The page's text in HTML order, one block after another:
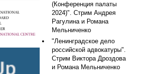
(Конференция палаты
2024)". Стрим Андрея
Рагулина и Романа
Мельниченко
"Ленинградское дело
российской адвокатуры".
Стрим Виктора Дроздова
и Романа Мельниченко